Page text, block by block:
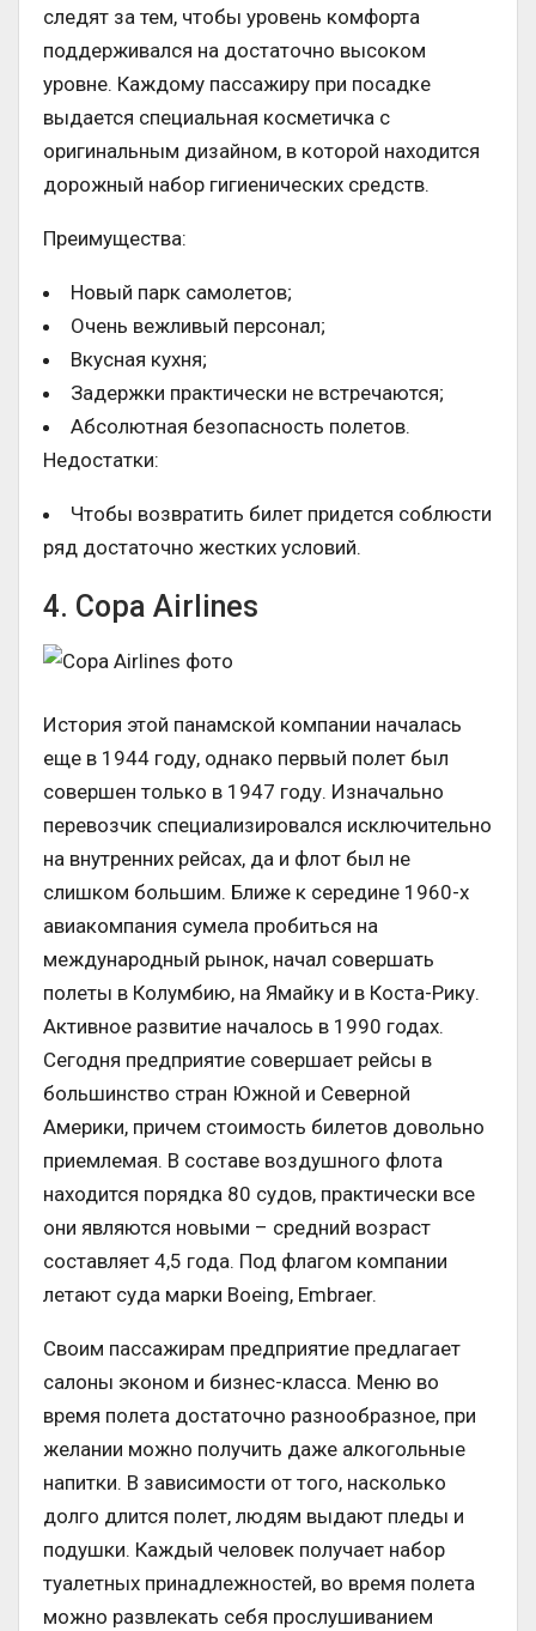
следят за тем, чтобы уровень комфорта
поддерживался на достаточно высоком
уровне. Каждому пассажиру при посадке
выдается специальная косметичка с
оригинальным дизайном, в которой находится
дорожный набор гигиенических средств.
Преимущества:
Новый парк самолетов;
Очень вежливый персонал;
Вкусная кухня;
Задержки практически не встречаются;
Абсолютная безопасность полетов.
Недостатки:
Чтобы возвратить билет придется соблюсти
ряд достаточно жестких условий.
4. Copa Airlines
История этой панамской компании началась
еще в 1944 году, однако первый полет был
совершен только в 1947 году. Изначально
перевозчик специализировался исключительно
на внутренних рейсах, да и флот был не
слишком большим. Ближе к середине 1960-х
авиакомпания сумела пробиться на
международный рынок, начал совершать
полеты в Колумбию, на Ямайку и в Коста-Рику.
Активное развитие началось в 1990 годах.
Сегодня предприятие совершает рейсы в
большинство стран Южной и Северной
Америки, причем стоимость билетов довольно
приемлемая. В составе воздушного флота
находится порядка 80 судов, практически все
они являются новыми – средний возраст
составляет 4,5 года. Под флагом компании
летают суда марки Boeing, Embraer.
Своим пассажирам предприятие предлагает
салоны эконом и бизнес-класса. Меню во
время полета достаточно разнообразное, при
желании можно получить даже алкогольные
напитки. В зависимости от того, насколько
долго длится полет, людям выдают пледы и
подушки. Каждый человек получает набор
туалетных принадлежностей, во время полета
можно развлекать себя прослушиванием